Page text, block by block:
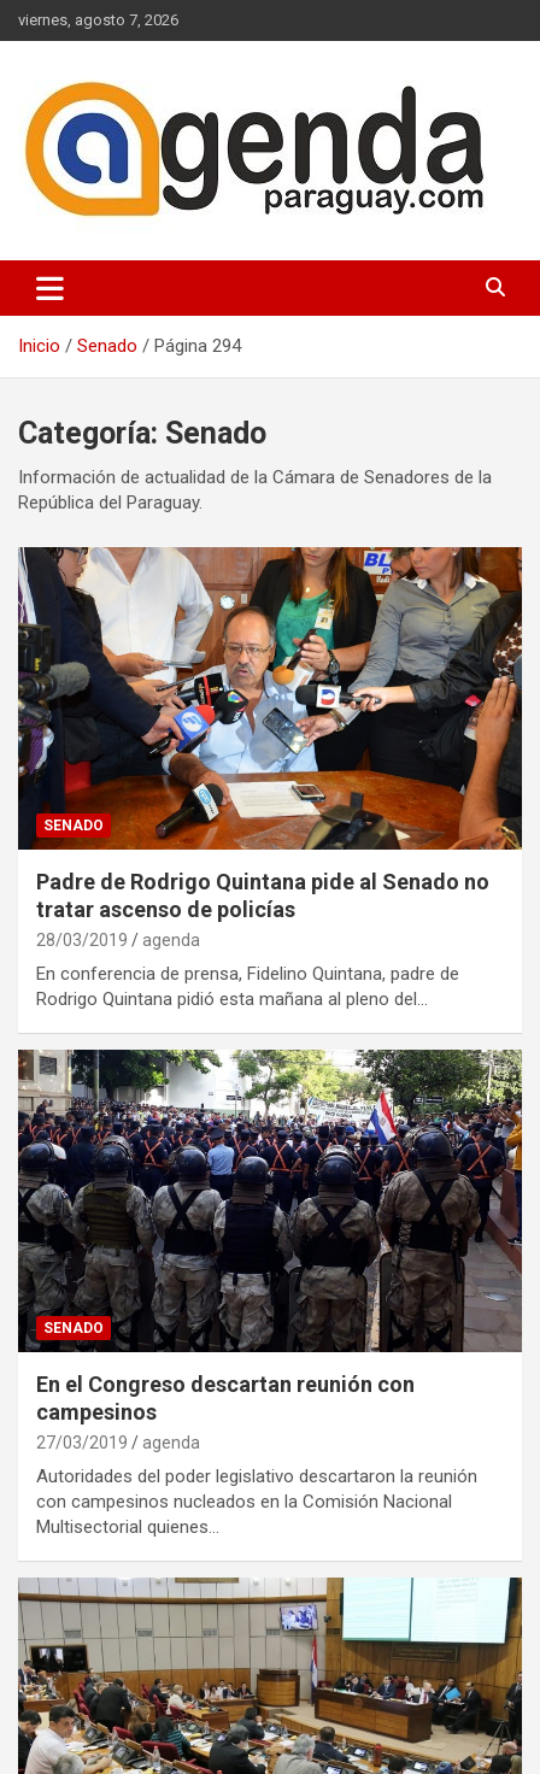
Saltar
al
viernes, agosto 7, 2026
Agenda Paraguay
Inicio Senado Página 294
Categoría: Senado
Información de actualidad de la Cámara de Senadores de la
República del Paraguay.
SENADO
Padre de Rodrigo Quintana pide al Senado no
tratar ascenso de policías
28/03/2019 agenda
En conferencia de prensa, Fidelino Quintana, padre de
Rodrigo Quintana pidió esta mañana al pleno del…
SENADO
En el Congreso descartan reunión con
campesinos
27/03/2019 agenda
Autoridades del poder legislativo descartaron la reunión
con campesinos nucleados en la Comisión Nacional
Multisectorial quienes…